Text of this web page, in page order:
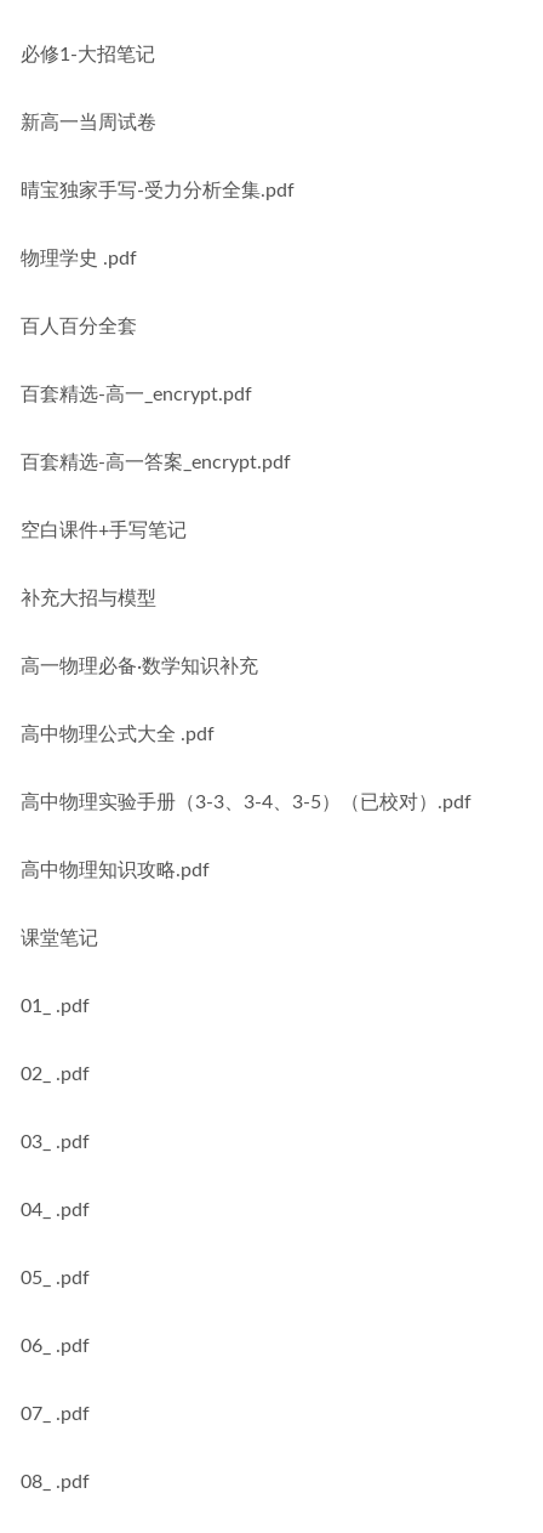
必修1-大招笔记
新高一当周试卷
晴宝独家手写-受力分析全集.pdf
物理学史 .pdf
百人百分全套
百套精选-高一_encrypt.pdf
百套精选-高一答案_encrypt.pdf
空白课件+手写笔记
补充大招与模型
高一物理必备·数学知识补充
高中物理公式大全 .pdf
高中物理实验手册（3-3、3-4、3-5）（已校对）.pdf
高中物理知识攻略.pdf
课堂笔记
01_ .pdf
02_ .pdf
03_ .pdf
04_ .pdf
05_ .pdf
06_ .pdf
07_ .pdf
08_ .pdf